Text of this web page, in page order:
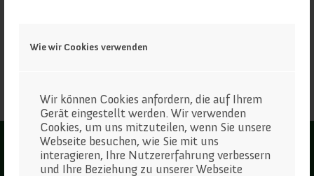
Wie wir Cookies verwenden
Wir können Cookies anfordern, die auf Ihrem
Gerät eingestellt werden. Wir verwenden
Cookies, um uns mitzuteilen, wenn Sie unsere
Webseite besuchen, wie Sie mit uns
interagieren, Ihre Nutzererfahrung verbessern
und Ihre Beziehung zu unserer Webseite
Der ALManach Oberösterreich
In Ihrer Buchhandlung und beim
Kral-Verlagerhältlich!